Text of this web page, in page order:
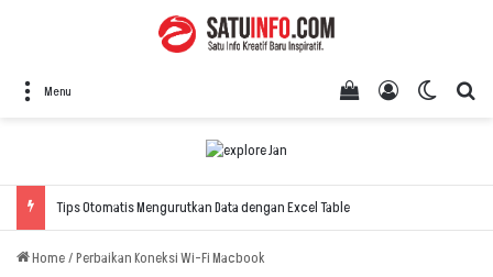
Menu Switch
Log In
View your
Tips Otomatis Mengurutkan Data dengan Excel Table
Home/Perbaikan Koneksi Wi-Fi Macbook